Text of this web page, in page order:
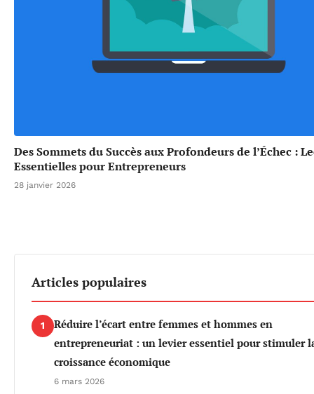
Des Sommets du Succès aux Profondeurs de l’Échec :
Essentielles pour Entrepreneurs
28 janvier 2026
Articles populaires
1
Réduire l’écart entre femmes et hommes en
entrepreneuriat : un levier essentiel pour stimuler
croissance économique
6 mars 2026